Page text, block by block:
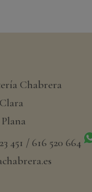
Chabrera
451 / 616 520 664